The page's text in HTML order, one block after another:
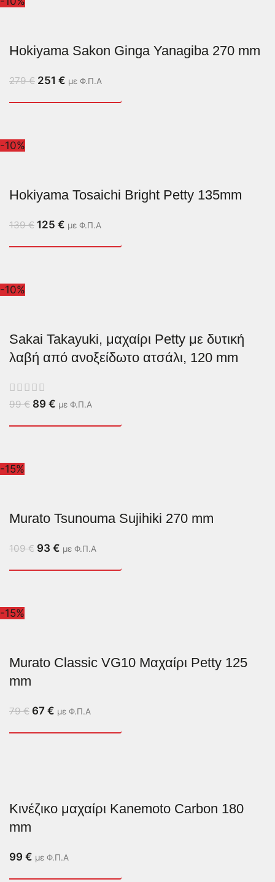
Hokiyama Sakon Ginga Yanagiba 270 mm
279€ 251 € με Φ.Π.Α
-10%
Hokiyama Tosaichi Bright Petty 135mm
139€ 125 € με Φ.Π.Α
-10%
Sakai Takayuki, μαχαίρι Petty με δυτική
λαβή από ανοξείδωτο ατσάλι, 120 mm
99€ 89 € με Φ.Π.Α
-15%
Murato Tsunouma Sujihiki 270 mm
109€ 93 € με Φ.Π.Α
-15%
Murato Classic VG10 Μαχαίρι Petty 125
mm
79€ 67 € με Φ.Π.Α
Κινέζικο μαχαίρι Kanemoto Carbon 180
mm
99 € με Φ.Π.Α